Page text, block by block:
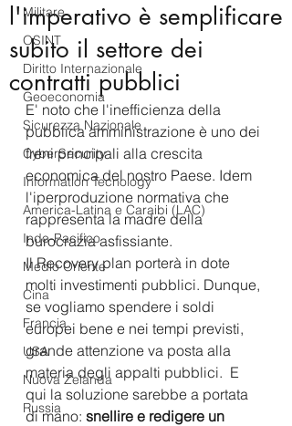
Militare
OSINT
Diritto Internazionale
Geoeconomia
Sicurezza Nazionale
CyberSecurity
Information Tecnology
America-Latina e Caraibi (LAC)
Indo-Pacifico
Medio Oriente
Cina
Francia
USA
Nuova Zelanda
Russia
l'imperativo è semplificare
subito il settore dei
contratti pubblici
E' noto che l'inefficienza della
pubblica amministrazione è uno dei
freni principali alla crescita
economica del nostro Paese. Idem
l'iperproduzione normativa che
rappresenta la madre della
burocrazia asfissiante.
Il Recovery plan porterà in dote
molti investimenti pubblici. Dunque,
se vogliamo spendere i soldi
europei bene e nei tempi previsti,
grande attenzione va posta alla
materia degli appalti pubblici.  E
qui la soluzione sarebbe a portata
di mano: snellire e redigere un